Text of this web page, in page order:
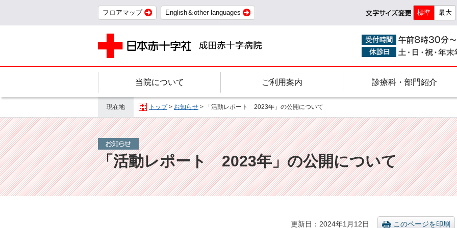
フロアマップ English＆other languages 標準 最大
当院について ご利用案内 診療科・部門紹介
現在地 トップ> お知らせ > 「活動レポート 2023年」の公開について
「活動レポート 2023年」の公開について
更新日 2024年1月12日 このページを印刷